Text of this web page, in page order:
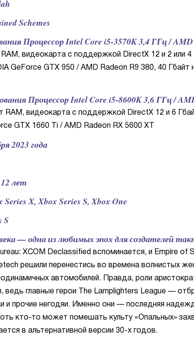
Schemes
Процессор Intel Core i5-3570K 3,4 ГГц / AMD
RAM, видеокарта с поддержкой DirectX 12 и 2 или 4
GeForce GTX 950 / AMD Radeon R9 380, 40 Гбайт
Процессор Intel Core i5-8600K 3,6 ГГц /
RAM, видеокарта с поддержкой DirectX 12 и 6
GTX 1660 Ti / AMD Radeon RX 5600 XT
2023 года
лет
X, Xbox Series S, Xbox One
S
— одна из любимых эпох для создателей
XCOM Declassified вспоминается, и Empire of
решили перенестись во времена волнистых
автомобилей. Правда, роли
ведь главные герои The Lamplighters League —
и прочие негодяи. Именно они — последняя
кто-то может помешать культу «Опальных»
в альтернативной версии 30-х годов.